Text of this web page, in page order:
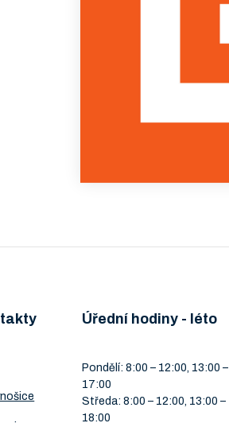
Úřední hodiny - léto
Pondělí: 8:00 – 12:00, 13:00 –
17:00
Středa: 8:00 – 12:00, 13:00 –
18:00